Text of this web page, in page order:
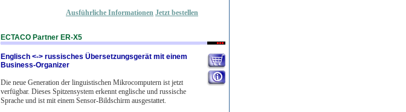
Ausführliche Informationen Jetzt bestellen
ECTACO Partner ER-X5
Englisch <-> russisches Übersetzungsgerät mit einem
Business-Organizer
Die neue Generation der linguistischen Mikrocomputern ist jetzt
verfügbar. Dieses Spitzensystem erkennt englische und russische
Sprache und ist mit einem Sensor-Bildschirm ausgestattet.